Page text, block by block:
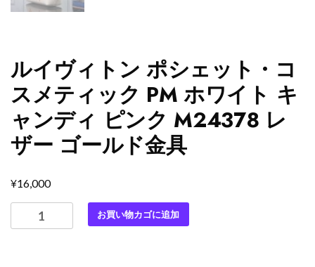
ルイヴィトン ポシェット・コ
スメティック PM ホワイト キ
ャンディ ピンク M24378 レ
ザー ゴールド金具
¥16,000
イ
お買い物カゴに追加